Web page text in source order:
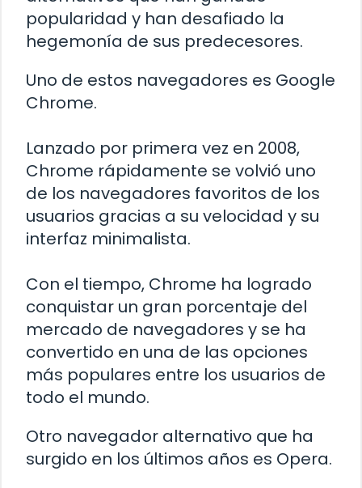
popularidad y han desafiado la
hegemonía de sus predecesores.
Uno de estos navegadores es Google
Chrome.
Lanzado por primera vez en 2008,
Chrome rápidamente se volvió uno
de los navegadores favoritos de los
usuarios gracias a su velocidad y su
interfaz minimalista.
Con el tiempo, Chrome ha logrado
conquistar un gran porcentaje del
mercado de navegadores y se ha
convertido en una de las opciones
más populares entre los usuarios de
todo el mundo.
Otro navegador alternativo que ha
surgido en los últimos años es Opera.